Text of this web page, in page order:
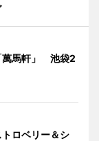
萬馬軒」 池袋2
ロベリー＆シ